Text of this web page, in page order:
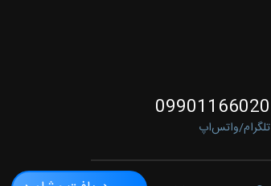
09901166020
تلگرام/واتس‌اپ